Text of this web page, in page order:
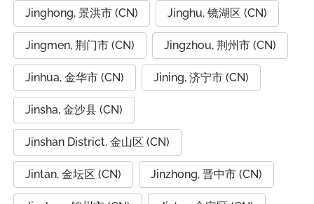
Jinghong, 景洪市 (CN) Jinghu, 镜湖区 (CN)
Jingmen, 荆门市 (CN) Jingzhou, 荆州市 (CN)
Jinhua, 金华市 (CN) Jining, 济宁市 (CN)
Jinsha, 金沙县 (CN)
Jinshan District, 金山区 (CN)
Jintan, 金坛区 (CN) Jinzhong, 晋中市 (CN)